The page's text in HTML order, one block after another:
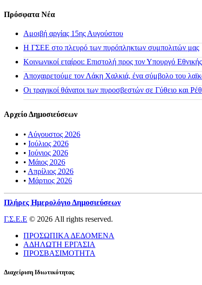
Πρόσφατα Νέα
Αμοιβή αργίας 15ης Αυγούστου
H ΓΣΕΕ στο πλευρό των πυρόπληκτων συμπολιτών μας
Κοινωνικοί εταίροι: Επιστολή προς τον Υπουργό
Αποχαιρετούμε τον Λάκη Χαλκιά, ένα σύμβολο του
Οι τραγικοί θάνατοι των πυροσβεστών σε Γύθειο και
Αρχείο Δημοσιεύσεων
• Αύγουστος 2026
• Ιούλιος 2026
• Ιούνιος 2026
• Μάιος 2026
• Απρίλιος 2026
• Μάρτιος 2026
Πλήρες Ημερολόγιο Δημοσιεύσεων
Γ.Σ.Ε.Ε © 2026 All rights reserved.
ΠΡΟΣΩΠΙΚΑ ΔΕΔΟΜΕΝΑ
ΑΔΗΛΩΤΗ ΕΡΓΑΣΙΑ
ΠΡΟΣΒΑΣΙΜΟΤΗΤΑ
Διαχείριση Ιδιωτικότητας